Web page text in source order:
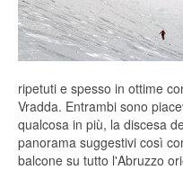
ripetuti e spesso in ottime
Vradda. Entrambi sono
qualcosa in più, la discesa
panorama suggestivi così
balcone su tutto l'Abruzzo